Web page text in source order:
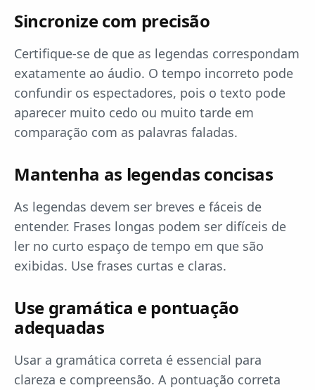
Sincronize com precisão
Certifique-se de que as legendas correspondam
exatamente ao áudio. O tempo incorreto pode
confundir os espectadores, pois o texto pode
aparecer muito cedo ou muito tarde em
comparação com as palavras faladas.
Mantenha as legendas concisas
As legendas devem ser breves e fáceis de
entender. Frases longas podem ser difíceis de
ler no curto espaço de tempo em que são
exibidas. Use frases curtas e claras.
Use gramática e pontuação
adequadas
Usar a gramática correta é essencial para
clareza e compreensão. A pontuação correta